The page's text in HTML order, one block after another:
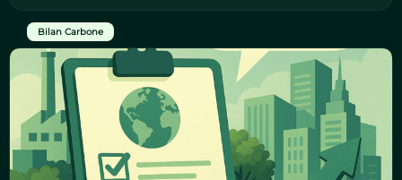
Bilan Carbone